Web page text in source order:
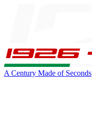
A Century Made of Seconds